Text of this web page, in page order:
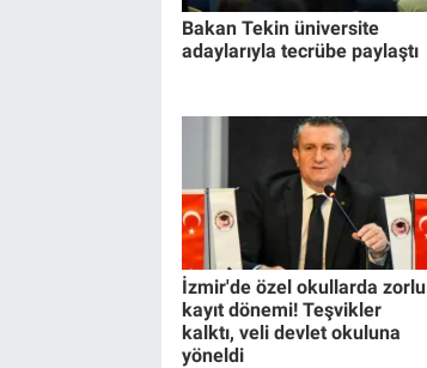
Bakan Tekin üniversite
adaylarıyla tecrübe paylaştı
İzmir'de özel okullarda zorlu
kayıt dönemi! Teşvikler
kalktı, veli devlet okuluna
yöneldi